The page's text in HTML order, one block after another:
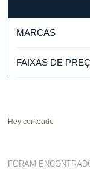
MARCAS
FAIXAS DE
Hey conteudo
FORAM